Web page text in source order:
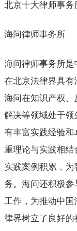
北京十大律师事务
海问律师事务所
海问律师事务所是
在北京法律界具有
海问在知识产权、
解决等领域处于
有丰富实践经验
重理论与实践相
实践案例积累，
务。海问还积极
工作，为推动中
律界树立了良好的